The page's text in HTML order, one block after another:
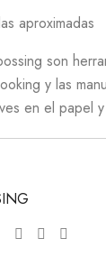
aproximadas
son
y las
en el papel
LinkedinGoogle+Pinterest